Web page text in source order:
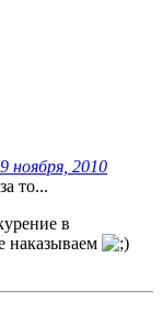
2010
то...
в
наказываем